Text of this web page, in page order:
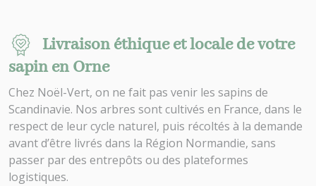
Livraison éthique et locale de votre
sapin en Orne
Chez Noël-Vert, on ne fait pas venir les sapins de
Scandinavie. Nos arbres sont cultivés en France, dans le
respect de leur cycle naturel, puis récoltés à la demande
avant d’être livrés dans la Région Normandie, sans
passer par des entrepôts ou des plateformes
logistiques.